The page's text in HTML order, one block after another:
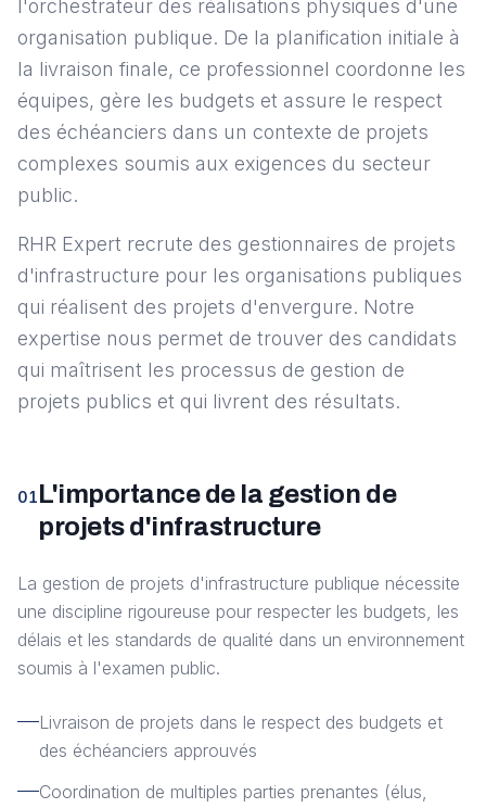
l'orchestrateur des réalisations physiques d'une
organisation publique. De la planification initiale à
la livraison finale, ce professionnel coordonne les
équipes, gère les budgets et assure le respect
des échéanciers dans un contexte de projets
complexes soumis aux exigences du secteur
public.
RHR Expert recrute des gestionnaires de projets
d'infrastructure pour les organisations publiques
qui réalisent des projets d'envergure. Notre
expertise nous permet de trouver des candidats
qui maîtrisent les processus de gestion de
projets publics et qui livrent des résultats.
01L'importance de la gestion de
projets d'infrastructure
La gestion de projets d'infrastructure publique nécessite
une discipline rigoureuse pour respecter les budgets, les
délais et les standards de qualité dans un environnement
soumis à l'examen public.
Livraison de projets dans le respect des budgets et
des échéanciers approuvés
Coordination de multiples parties prenantes (élus,